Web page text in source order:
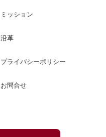
ミッション
沿革
プライバシーポリシー
お問合せ